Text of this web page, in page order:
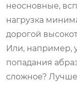
неосновные,
нагрузка
дорогой
Или, например,
попадания
сложное?